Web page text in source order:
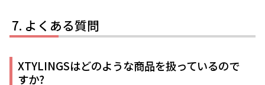
よくある質問
XTYLINGSはどのような商品を扱っているので
すか?